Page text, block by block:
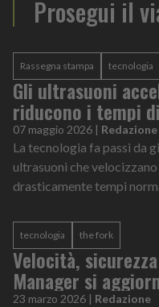
Prosegui il
Rassegna stampa tecnologia
Gli ultrasuoni
riducono i tempi
07 maggio 2026 | Redazione
La tecnologia fa passi da
ultrasuoni che
drasticamente tempi
tecnologia the fork
Velocità,
Manager si
23 marzo 2026 | Redazione